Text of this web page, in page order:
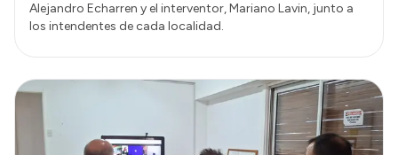
Alejandro Echarren y el interventor, Mariano Lavin, junto a
los intendentes de cada localidad.